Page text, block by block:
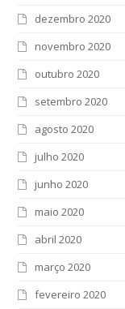
dezembro 2020
novembro 2020
outubro 2020
setembro 2020
agosto 2020
julho 2020
junho 2020
maio 2020
abril 2020
março 2020
fevereiro 2020